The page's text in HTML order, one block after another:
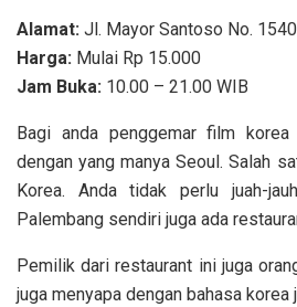
Alamat: Jl. Mayor Santoso No.
Harga: Mulai Rp 15.000
Jam Buka: 10.00 – 21.00 WIB
Bagi anda penggemar film
dengan yang manya Seoul. Salah
Korea. Anda tidak perlu juah-
Palembang sendiri juga ada
Pemilik dari restaurant ini juga
juga menyapa dengan bahasa korea